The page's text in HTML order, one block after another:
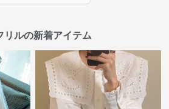
リルの新着アイテム